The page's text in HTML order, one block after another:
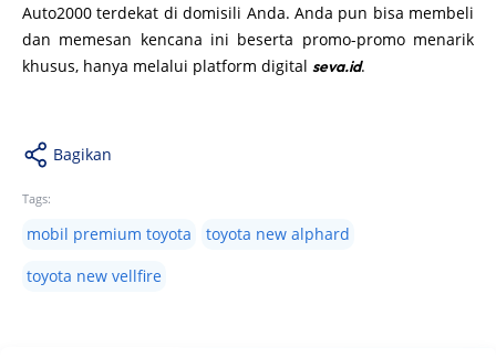
Auto2000 terdekat di domisili Anda. Anda pun bisa membeli
dan memesan kencana ini beserta promo-promo menarik
khusus, hanya melalui platform digital seva.id.
Bagikan
Tags:
mobil premium toyota
toyota new alphard
toyota new vellfire